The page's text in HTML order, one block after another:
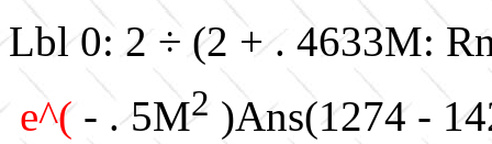
Lbl 0: 2 ÷ (2 + . 4633M:
e^( - . 5M2 )Ans(1274 -